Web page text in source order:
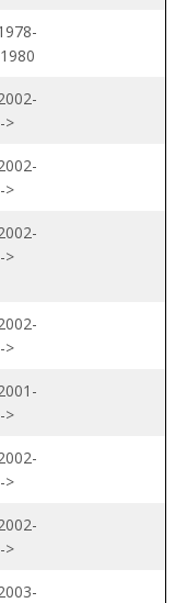
->
->
->
->
->
->
->